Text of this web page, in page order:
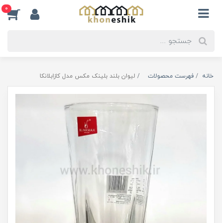
0
خانه فهرست محصولات لیوان بلند بلینک مکس مدل کازابلانکا